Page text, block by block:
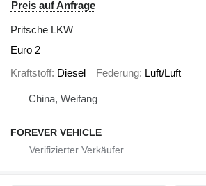
Preis auf Anfrage
Pritsche LKW
Euro 2
Kraftstoff Diesel Federung Luft/Luft
China, Weifang
FOREVER VEHICLE